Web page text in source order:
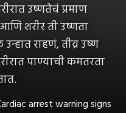
उष्णतेचं प्रमाण
शरीर ती उष्णता
राहणं, तीव्र उष्ण
पाण्याची कमतरता
arrest warning signs